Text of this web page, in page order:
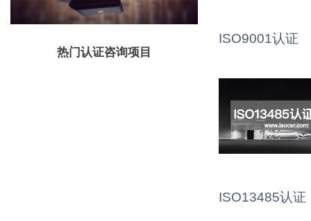
热门认证咨询项目
ISO9001认证
ISO13485认证